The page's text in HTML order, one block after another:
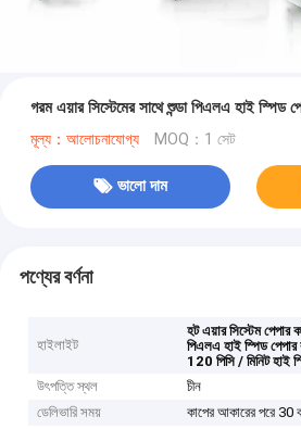
গরম এয়ার সিস্টেমের সাথে শুন্ডা পিএলএ হাই স্পিড
মূল্য：আলোচনাযোগ্য MOQ：1 সেট
ভালো দাম
পণ্যের বর্ণনা
হাইলাইট
হট এয়ার সিস্টেম পেপার
পিএলএ হাই স্পিড পেপার
120 পিসি / মিনিট হাই
উৎপত্তি স্থল
চীন
ডেলিভারি সময়
কাপের আকারের পরে 30